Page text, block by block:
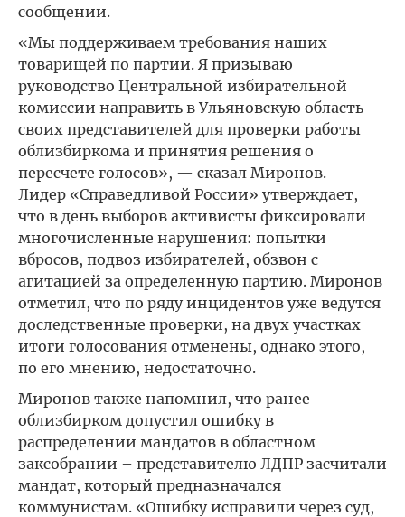
сообщении.
«Мы поддерживаем требования наших
товарищей по партии. Я призываю
руководство Центральной избирательной
комиссии направить в Ульяновскую область
своих представителей для проверки работы
облизбиркома и принятия решения о
пересчете голосов», — сказал Миронов.
Лидер «Справедливой России» утверждает,
что в день выборов активисты фиксировали
многочисленные нарушения: попытки
вбросов, подвоз избирателей, обзвон с
агитацией за определенную партию. Миронов
отметил, что по ряду инцидентов уже ведутся
доследственные проверки, на двух участках
итоги голосования отменены, однако этого,
по его мнению, недостаточно.
Миронов также напомнил, что ранее
облизбирком допустил ошибку в
распределении мандатов в областном
заксобрании – представителю ЛДПР засчитали
мандат, который предназначался
коммунистам. «Ошибку исправили через суд,